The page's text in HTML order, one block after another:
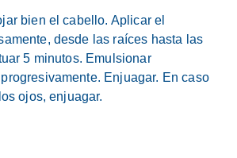
bien el cabello. Aplicar el
desde las raíces hasta las
5 minutos. Emulsionar
Enjuagar. En caso
ojos, enjuagar.